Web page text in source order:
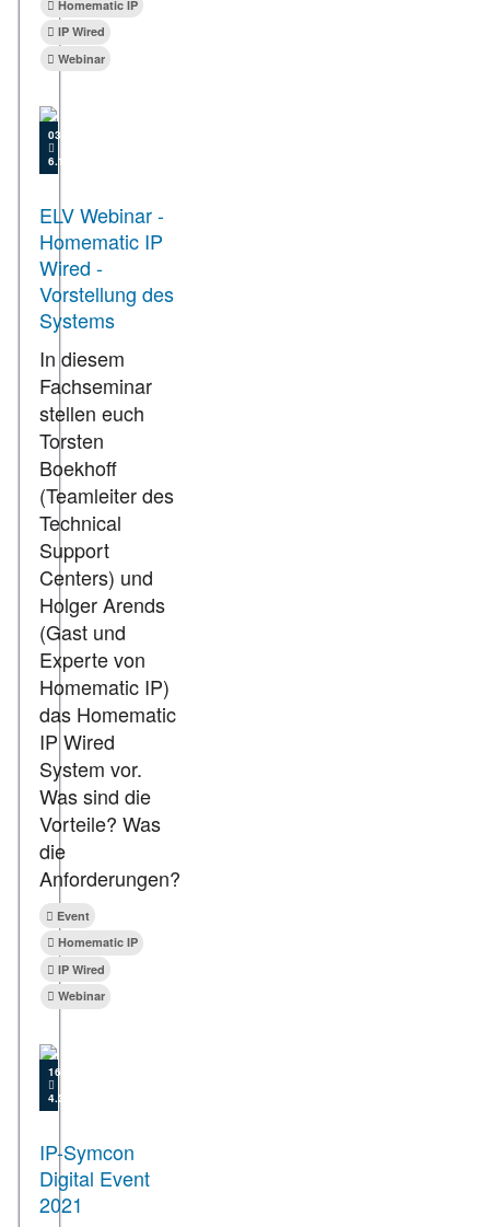
Homematic IP
IP Wired
Webinar
03.05.2021
6.169
ELV Webinar -
Homematic IP
Wired -
Vorstellung des
Systems
In diesem
Fachseminar
stellen euch
Torsten
Boekhoff
(Teamleiter des
Technical
Support
Centers) und
Holger Arends
(Gast und
Experte von
Homematic IP)
das Homematic
IP Wired
System vor.
Was sind die
Vorteile? Was
die
Anforderungen?
Event
Homematic IP
IP Wired
Webinar
16.02.2021
4.304
IP-Symcon
Digital Event
2021